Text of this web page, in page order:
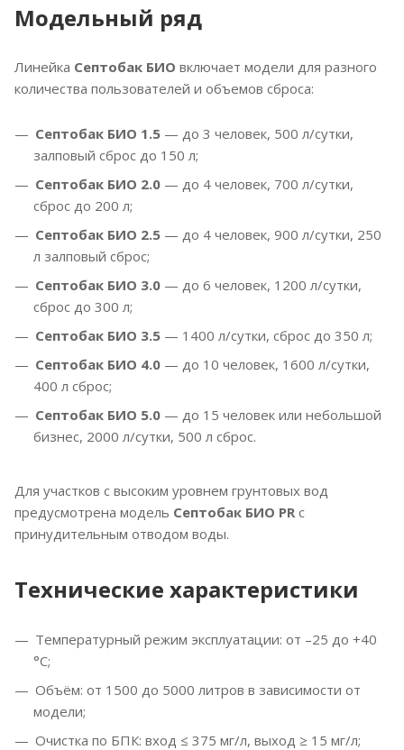
Модельный ряд
Линейка Септобак БИО включает модели для разного
количества пользователей и объемов сброса:
Септобак БИО 1.5 — до 3 человек, 500 л/сутки,
залповый сброс до 150 л;
Септобак БИО 2.0 — до 4 человек, 700 л/сутки,
сброс до 200 л;
Септобак БИО 2.5 — до 4 человек, 900 л/сутки, 250
л залповый сброс;
Септобак БИО 3.0 — до 6 человек, 1200 л/сутки,
сброс до 300 л;
Септобак БИО 3.5 — 1400 л/сутки, сброс до 350 л;
Септобак БИО 4.0 — до 10 человек, 1600 л/сутки,
400 л сброс;
Септобак БИО 5.0 — до 15 человек или небольшой
бизнес, 2000 л/сутки, 500 л сброс.
Для участков с высоким уровнем грунтовых вод
предусмотрена модель Септобак БИО PR с
принудительным отводом воды.
Технические характеристики
Температурный режим эксплуатации: от –25 до +40
°C;
Объём: от 1500 до 5000 литров в зависимости от
модели;
Очистка по БПК: вход ≤ 375 мг/л, выход ≥ 15 мг/л;